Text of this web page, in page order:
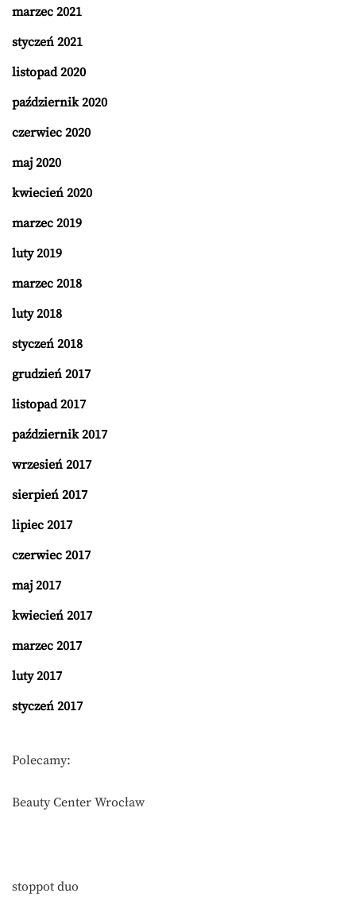
marzec 2021
styczeń 2021
listopad 2020
październik 2020
czerwiec 2020
maj 2020
kwiecień 2020
marzec 2019
luty 2019
marzec 2018
luty 2018
styczeń 2018
grudzień 2017
listopad 2017
październik 2017
wrzesień 2017
sierpień 2017
lipiec 2017
czerwiec 2017
maj 2017
kwiecień 2017
marzec 2017
luty 2017
styczeń 2017
Polecamy:
Beauty Center Wrocław
stoppot duo